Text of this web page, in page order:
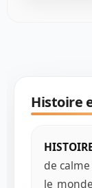
Histoire
de
le